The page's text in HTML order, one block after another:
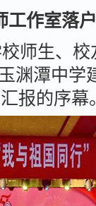
工作室落
师生、
渊潭中学
报的序幕